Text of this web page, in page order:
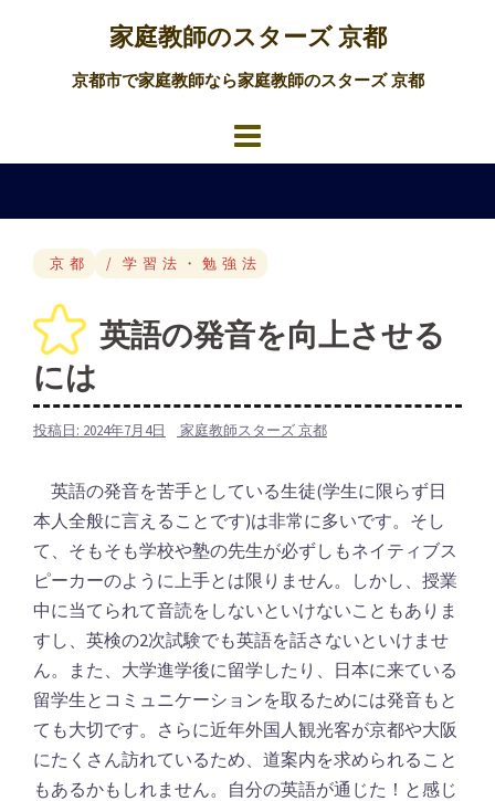
へ
キ
家庭教師のスターズ 京都
京都市で家庭教師なら家庭教師のスターズ 京都
京都 学習法・勉強法
英語の発音を向上させる
には
投稿日: 2024年7月4日 家庭教師スターズ 京都
英語の発音を苦手としている生徒(学生に限らず日
本人全般に言えることです)は非常に多いです。そし
て、そもそも学校や塾の先生が必ずしもネイティブス
ピーカーのように上手とは限りません。しかし、授業
中に当てられて音読をしないといけないこともありま
すし、英検の2次試験でも英語を話さないといけませ
ん。また、大学進学後に留学したり、日本に来ている
留学生とコミュニケーションを取るためには発音もと
ても大切です。さらに近年外国人観光客が京都や大阪
にたくさん訪れているため、道案内を求められること
もあるかもしれません。自分の英語が通じた！と感じ